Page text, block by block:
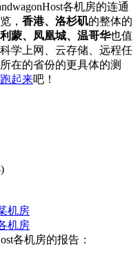
各机房的连通
， 香港、洛杉矶的整体的
蒙、凤凰城、温哥华也值
学上网、云存储、远程任
在的省份的更具体的测
起来吧！
机房
机房
各机房的报告：